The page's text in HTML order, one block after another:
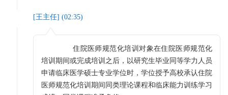
[王主任] (02:35)
住院医师规范化培训对象在住院医师规范化
培训期间或完成培训之后，以研究生毕业同等学力人员
申请临床医学硕士专业学位时，学位授予高校承认住院
医师规范化培训期间同类理论课程和临床能力训练学习